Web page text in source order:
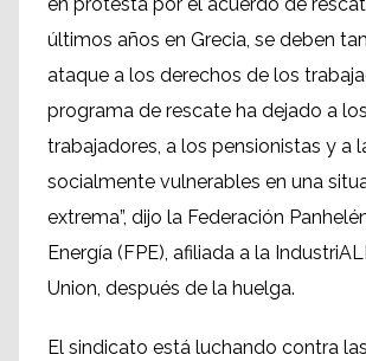
últimos años en Grecia, se deben
ataque a los derechos de los
programa de rescate ha dejado a los
trabajadores, a los pensionistas y a
socialmente vulnerables en una
extrema”, dijo la Federación
Energía (FPE), afiliada a la
Union, después de la huelga.
El sindicato está luchando contra